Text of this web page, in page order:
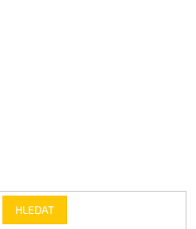
HLEDAT